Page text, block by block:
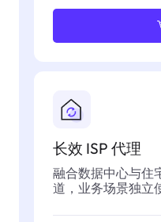
长效 ISP 代理
融合数据中心与住
道，业务场景独立